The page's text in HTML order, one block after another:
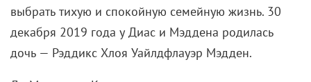
выбрать тихую и спокойную семейную жизнь. 30
декабря 2019 года у Диас и Мэддена родилась
дочь — Рэддикс Хлоя Уайлдфлауэр Мэдден.